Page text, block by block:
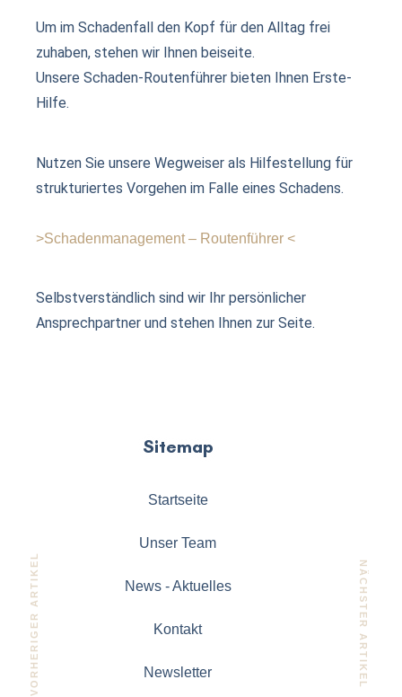
Um im Schadenfall den Kopf für den Alltag frei
zuhaben, stehen wir Ihnen beiseite.
Unsere Schaden-Routenführer bieten Ihnen Erste-
Hilfe.
Nutzen Sie unsere Wegweiser als Hilfestellung für
strukturiertes Vorgehen im Falle eines Schadens.
>Schadenmanagement – Routenführer <
Selbstverständlich sind wir Ihr persönlicher
Ansprechpartner und stehen Ihnen zur Seite.
VORHERIGER ARTIKEL NÄCHSTER ARTIKEL
Sitemap
Startseite
Unser Team
News - Aktuelles
Kontakt
Newsletter